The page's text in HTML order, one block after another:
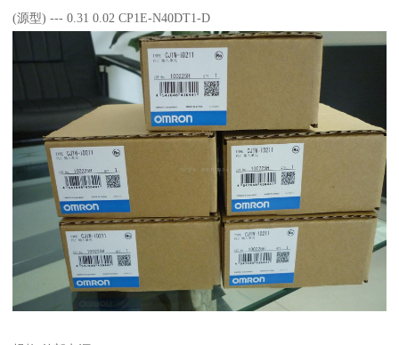
(源型) --- 0.31 0.02 CP1E-N40DT1-D